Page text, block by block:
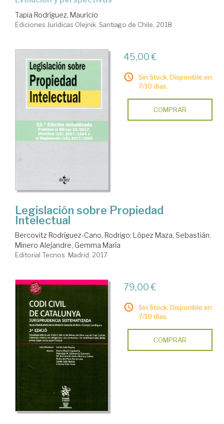
Tapia Rodríguez, Mauricio
Ediciones Jurídicas Olejnik. Santiago de Chile, 2018
45,00 €
Sin Stock. Disponible en
7/10 días.
COMPRAR
Legislación sobre Propiedad
Intelectual
Bercovitz Rodríguez-Cano, Rodrigo; López Maza, Sebastián;
Minero Alejandre, Gemma María
Editorial Tecnos. Madrid, 2017
79,00 €
Sin Stock. Disponible en
7/10 días.
COMPRAR